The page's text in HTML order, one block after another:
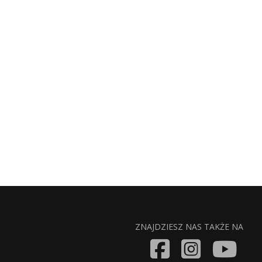
ZNAJDZIESZ NAS TAKŻE NA